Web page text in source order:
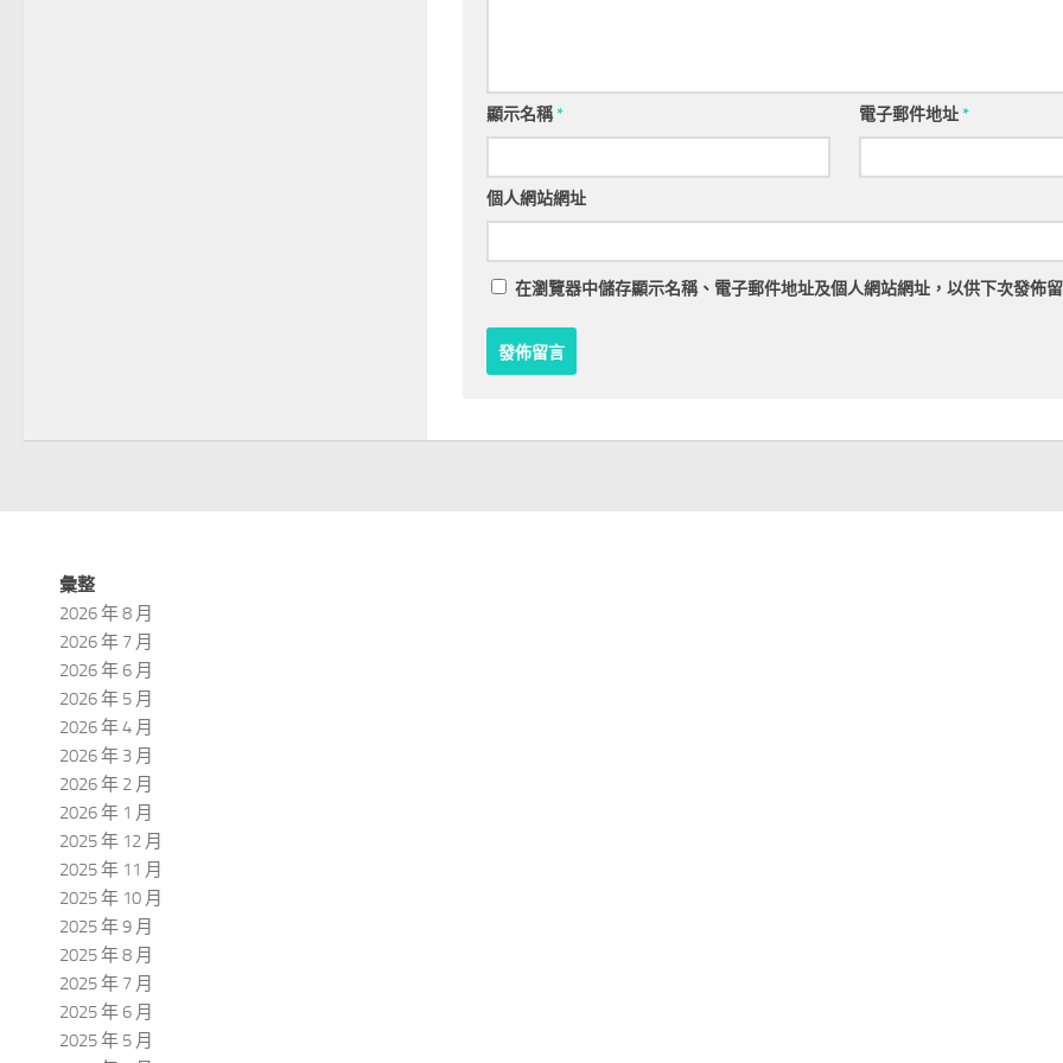
顯示名稱* 電子郵件地址*
個人網站網址
在瀏覽器中儲存顯示名稱、電子郵件地址及個人網站網址，以供下次發佈
彙整
2026 年 8 月
2026 年 7 月
2026 年 6 月
2026 年 5 月
2026 年 4 月
2026 年 3 月
2026 年 2 月
2026 年 1 月
2025 年 12 月
2025 年 11 月
2025 年 10 月
2025 年 9 月
2025 年 8 月
2025 年 7 月
2025 年 6 月
2025 年 5 月